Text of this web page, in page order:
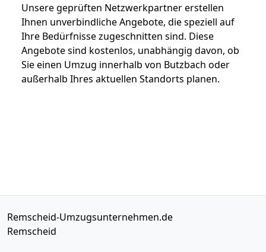
Unsere geprüften Netzwerkpartner erstellen
Ihnen unverbindliche Angebote, die speziell auf
Ihre Bedürfnisse zugeschnitten sind. Diese
Angebote sind kostenlos, unabhängig davon, ob
Sie einen Umzug innerhalb von Butzbach oder
außerhalb Ihres aktuellen Standorts planen.
Remscheid-Umzugsunternehmen.de
Remscheid